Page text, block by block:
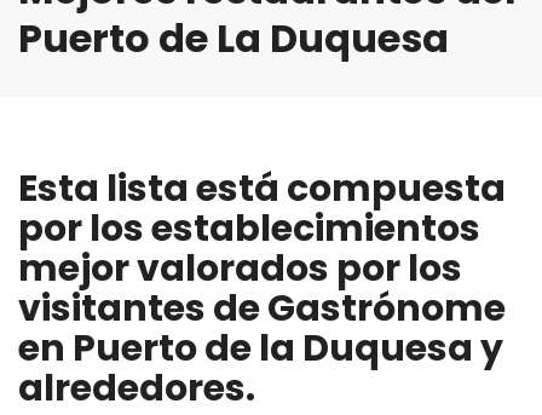
Puerto de La Duquesa
Esta lista está compuesta
por los establecimientos
mejor valorados por los
visitantes de Gastrónome
en Puerto de la Duquesa y
alrededores.